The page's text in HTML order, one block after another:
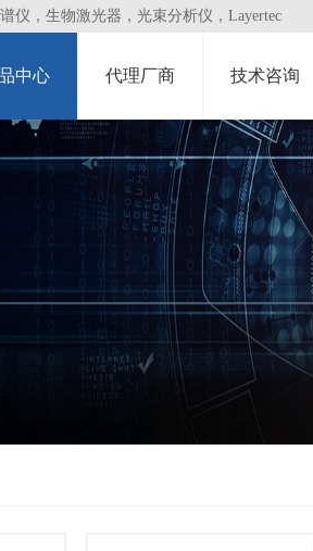
仪，生物激光器，光束分析仪，Layertec
中心 代理厂商 技术咨询